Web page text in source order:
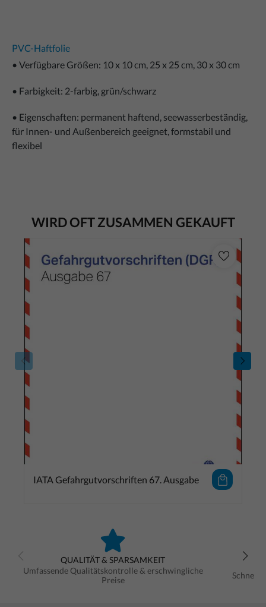
PVC-Haftfolie
• Verfügbare Größen: 10 x 10 cm, 25 x 25 cm, 30 x 30 cm
• Farbigkeit: 2-farbig, grün/schwarz
• Eigenschaften: permanent haftend, seewasserbeständig,
für Innen- und Außenbereich geeignet, formstabil und
flexibel
WIRD OFT ZUSAMMEN GEKAUFT
IATA Gefahrgutvorschriften 67. Ausgabe
QUALITÄT & SPARSAMKEIT
Umfassende Qualitätskontrolle & erschwingliche
Preise
Schnelle